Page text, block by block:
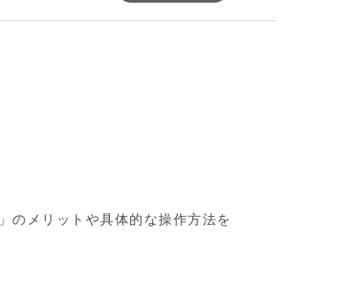
のメリットや具体的な操作方法を